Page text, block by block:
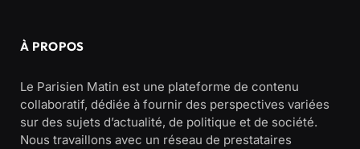
À PROPOS
Le Parisien Matin est une plateforme de contenu
collaboratif, dédiée à fournir des perspectives variées
sur des sujets d’actualité, de politique et de société.
Nous travaillons avec un réseau de prestataires